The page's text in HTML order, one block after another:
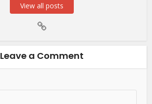
View all posts
Leave a Comment